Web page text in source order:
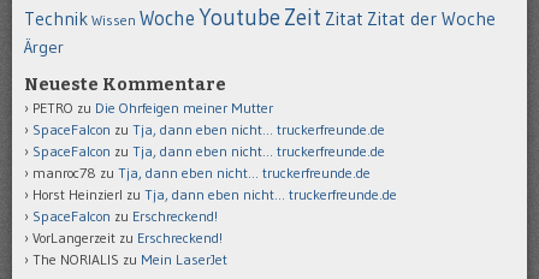
Technik Wissen Woche Youtube Zeit Zitat Zitat der Woche
Ärger
Neueste Kommentare
PETRO zu Die Ohrfeigen meiner Mutter
SpaceFalcon zu Tja, dann eben nicht… truckerfreunde.de
SpaceFalcon zu Tja, dann eben nicht… truckerfreunde.de
manroc78 zu Tja, dann eben nicht… truckerfreunde.de
Horst Heinzierl zu Tja, dann eben nicht… truckerfreunde.de
SpaceFalcon zu Erschreckend!
VorLangerzeit zu Erschreckend!
The NORIALIS zu Mein LaserJet